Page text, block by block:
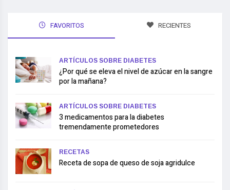
FAVORITOS RECIENTES
ARTÍCULOS SOBRE DIABETES
¿Por qué se eleva el nivel de azúcar en la sangre
por la mañana?
ARTÍCULOS SOBRE DIABETES
3 medicamentos para la diabetes
tremendamente prometedores
RECETAS
Receta de sopa de queso de soja agridulce